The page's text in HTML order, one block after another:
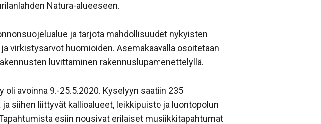
Natura-alueeseen.
ja tarjota mahdollisuudet nykyisten
virkistysarvot huomioiden. Asemakaavalla osoitetaan
luvittaminen rakennuslupamenettelyllä.
avoinna 9.-25.5.2020. Kyselyyn saatiin 235
siihen liittyvät kallioalueet, leikkipuisto ja luontopolun
esiin nousivat erilaiset musiikkitapahtumat